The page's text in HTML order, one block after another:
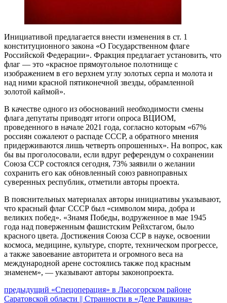
Инициативой предлагается внести изменения в ст. 1
конституционного закона «О Государственном флаге
Российской Федерации». Фракция предлагает установить, что
флаг — это «красное прямоугольное полотнище с
изображением в его верхнем углу золотых серпа и молота и
над ними красной пятиконечной звезды, обрамленной
золотой каймой».
В качестве одного из обоснований необходимости смены
флага депутаты приводят итоги опроса ВЦИОМ,
проведенного в начале 2021 года, согласно которым «67%
россиян сожалеют о распаде СССР, а обратного мнения
придерживаются лишь четверть опрошенных». На вопрос, как
бы вы проголосовали, если вдруг референдум о сохранении
Союза ССР состоялся сегодня, 73% заявили о желании
сохранить его как обновленный союз равноправных
суверенных республик, отметили авторы проекта.
В пояснительных материалах авторы инициативы указывают,
что красный флаг СССР был «символом мира, добра и
великих побед». «Знамя Победы, водруженное в мае 1945
года над поверженным фашистским Рейхстагом, было
красного цвета. Достижения Союза ССР в науке, освоении
космоса, медицине, культуре, спорте, техническом прогрессе,
а также завоевание авторитета и огромного веса на
международной арене состоялись также под красным
знаменем», — указывают авторы законопроекта.
Навигация
предыдущий Предыдущий
пост:
«Спецоперация» в Лысогорском районе
Саратовской области || Странности в «Деле Рашкина»